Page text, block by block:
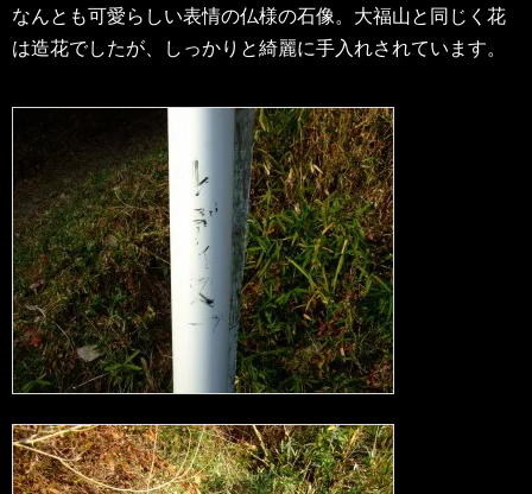
なんとも可愛らしい表情の仏様の石像。大福山と同じく花
は造花でしたが、しっかりと綺麗に手入れされています。